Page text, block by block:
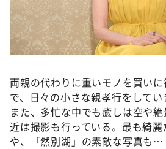
両親の代わりに重いモノを買い
で、日々の小さな親孝行をしてい
また、多忙な中でも癒しは空や
近は撮影も行っている。最も綺麗
や、「然別湖」の素敵な写真も…